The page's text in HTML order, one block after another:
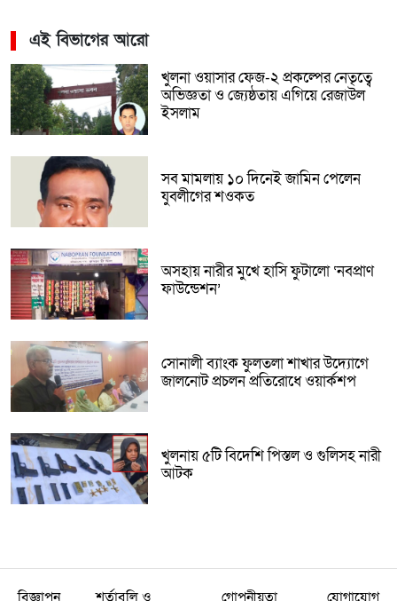
এই বিভাগের আরো
খুলনা ওয়াসার ফেজ-২ প্রকল্পের নেতৃত্বে
অভিজ্ঞতা ও জ্যেষ্ঠতায় এগিয়ে রেজাউল
ইসলাম
সব মামলায় ১০ দিনেই জামিন পেলেন
যুবলীগের শওকত
অসহায় নারীর মুখে হাসি ফুটালো ‘নবপ্রাণ
ফাউন্ডেশন’
সোনালী ব্যাংক ফুলতলা শাখার উদ্যোগে
জালনোট প্রচলন প্রতিরোধে ওয়ার্কশপ
খুলনায় ৫টি বিদেশি পিস্তল ও গুলিসহ নারী
আটক